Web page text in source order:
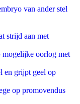
van ander stel
strijd aan met
mogelijke oorlog met
en grijpt geel op
op promovendus